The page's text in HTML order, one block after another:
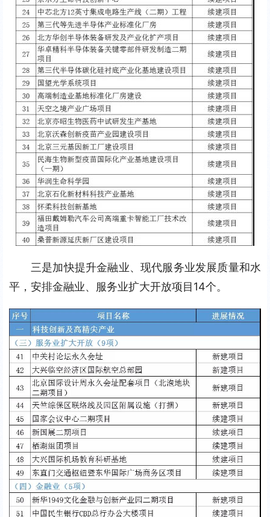
三是加快提升金融业、现代服务业发展质量和水
平，安排金融业、服务业扩大开放项目14个。